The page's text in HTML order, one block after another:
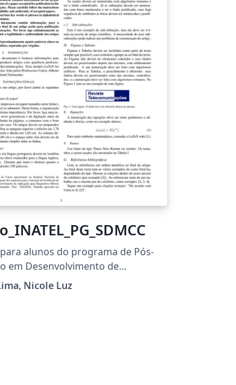
alunos do programa de Pós-
para Dispositivo Móveis e Cloud
Nicole Luz